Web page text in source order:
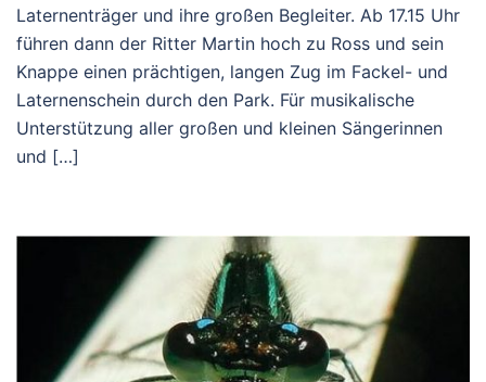
Laternenträger und ihre großen Begleiter. Ab 17.15 Uhr
führen dann der Ritter Martin hoch zu Ross und sein
Knappe einen prächtigen, langen Zug im Fackel- und
Laternenschein durch den Park. Für musikalische
Unterstützung aller großen und kleinen Sängerinnen
und […]